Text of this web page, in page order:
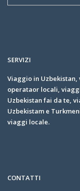
SERVIZI
Viaggio in
operataor locali,
Uzbekistan fai da te,
Uzbekistam e
viaggi locale.
CONTATTI